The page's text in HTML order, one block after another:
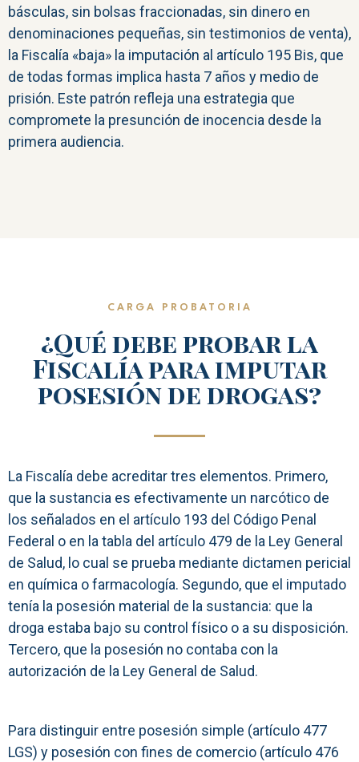
básculas, sin bolsas fraccionadas, sin dinero en
denominaciones pequeñas, sin testimonios de venta),
la Fiscalía «baja» la imputación al artículo 195 Bis, que
de todas formas implica hasta 7 años y medio de
prisión. Este patrón refleja una estrategia que
compromete la presunción de inocencia desde la
primera audiencia.
CARGA PROBATORIA
¿Qué debe probar la
Fiscalía para imputar
posesión de drogas?
La Fiscalía debe acreditar tres elementos. Primero,
que la sustancia es efectivamente un narcótico de
los señalados en el artículo 193 del Código Penal
Federal o en la tabla del artículo 479 de la Ley General
de Salud, lo cual se prueba mediante dictamen pericial
en química o farmacología. Segundo, que el imputado
tenía la posesión material de la sustancia: que la
droga estaba bajo su control físico o a su disposición.
Tercero, que la posesión no contaba con la
autorización de la Ley General de Salud.
Para distinguir entre posesión simple (artículo 477
LGS) y posesión con fines de comercio (artículo 476